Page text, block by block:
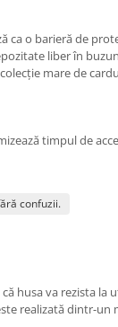
ca o barieră de
liber în
mare de
timpul de
confuzii.
husa va rezista la
realizată dintr-